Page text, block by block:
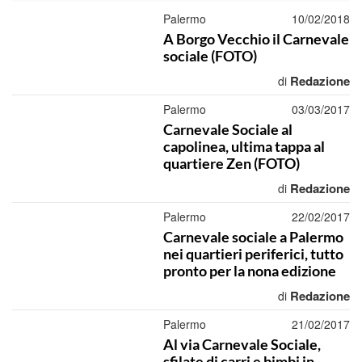
Palermo 10/02/2018
A Borgo Vecchio il Carnevale
sociale (FOTO)
di Redazione
Palermo 03/03/2017
Carnevale Sociale al
capolinea, ultima tappa al
quartiere Zen (FOTO)
di Redazione
Palermo 22/02/2017
Carnevale sociale a Palermo
nei quartieri periferici, tutto
pronto per la nona edizione
di Redazione
Palermo 21/02/2017
Al via Carnevale Sociale,